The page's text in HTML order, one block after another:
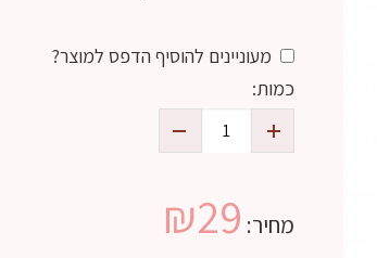
מעוניינים להוסיף הדפס למוצר?
כמות:
מחיר: ₪29